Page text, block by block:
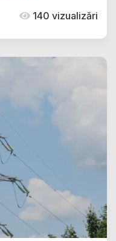
140 vizualizări